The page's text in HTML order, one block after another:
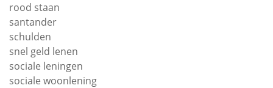
rood staan
santander
schulden
snel geld lenen
sociale leningen
sociale woonlening